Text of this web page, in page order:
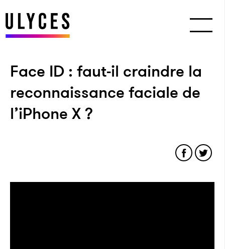
Face ID : faut-il craindre la
reconnaissance faciale de
l’iPhone X ?